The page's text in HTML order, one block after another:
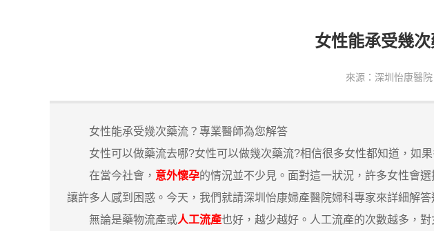
女性能承受幾
來源：深圳怡康醫院
女性能承受幾次藥流？專業醫師為您解答
女性可以做藥流去哪?女性可以做幾次藥流?相信很多女性都知道，如
在當今社會， 意外懷孕的情況並不少見。面對這一狀況，許多女性會選
讓許多人感到困惑。今天，我們就請深圳怡康婦產醫院婦科專家來詳細解
無論是藥物流產或人工流產也好，越少越好。人工流產的次數越多，